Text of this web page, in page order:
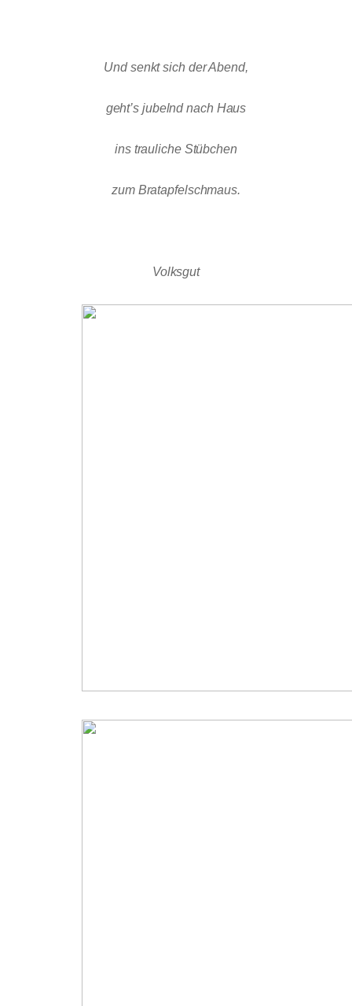
Und senkt sich der Abend,
geht’s jubelnd nach Haus
ins trauliche Stübchen
zum Bratapfelschmaus.
Volksgut